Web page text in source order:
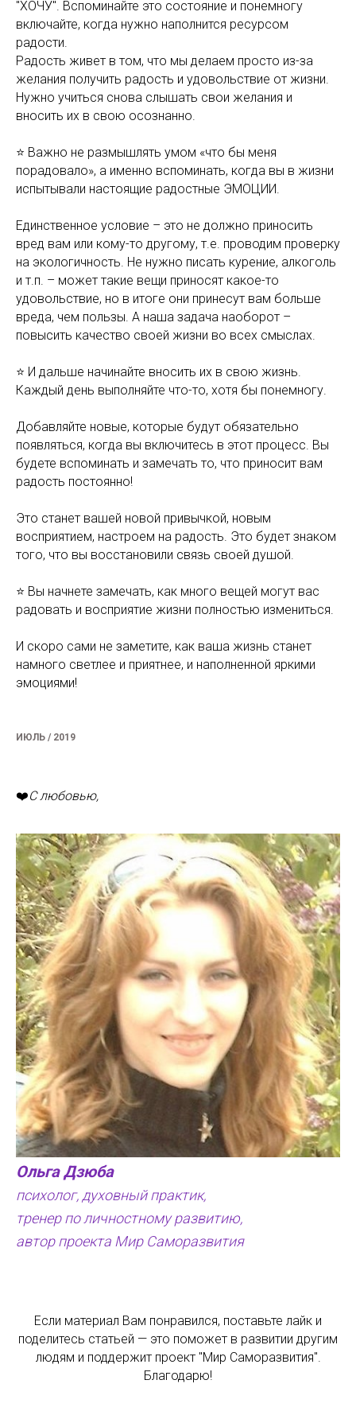
"ХОЧУ". Вспоминайте это состояние и понемногу
включайте, когда нужно наполнится ресурсом
радости.
Радость живет в том, что мы делаем просто из-за
желания получить радость и удовольствие от жизни.
Нужно учиться снова слышать свои желания и
вносить их в свою осознанно.
⭐️ Важно не размышлять умом «что бы меня
порадовало», а именно вспоминать, когда вы в жизни
испытывали настоящие радостные ЭМОЦИИ.
Единственное условие – это не должно приносить
вред вам или кому-то другому, т.е. проводим проверку
на экологичность. Не нужно писать курение, алкоголь
и т.п. – может такие вещи приносят какое-то
удовольствие, но в итоге они принесут вам больше
вреда, чем пользы. А наша задача наоборот –
повысить качество своей жизни во всех смыслах.
⭐️ И дальше начинайте вносить их в свою жизнь.
Каждый день выполняйте что-то, хотя бы понемногу.
Добавляйте новые, которые будут обязательно
появляться, когда вы включитесь в этот процесс. Вы
будете вспоминать и замечать то, что приносит вам
радость постоянно!
Это станет вашей новой привычкой, новым
восприятием, настроем на радость. Это будет знаком
того, что вы восстановили связь своей душой.
⭐️ Вы начнете замечать, как много вещей могут вас
радовать и восприятие жизни полностью измениться.
И скоро сами не заметите, как ваша жизнь станет
намного светлее и приятнее, и наполненной яркими
эмоциями!
ИЮЛЬ / 2019
❤️С любовью,
Ольга Дзюба
психолог, духовный практик,
тренер по личностному развитию,
автор проекта Мир Саморазвития
Если материал Вам понравился, поставьте лайк и
поделитесь статьей — это поможет в развитии другим
людям и поддержит проект "Мир Саморазвития".
Благодарю!